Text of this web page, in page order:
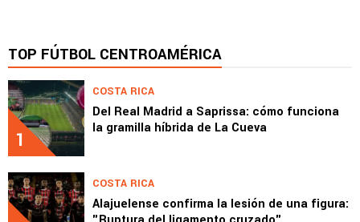
TOP FÚTBOL CENTROAMÉRICA
1
COSTA RICA
Del Real Madrid a Saprissa: cómo funciona
la gramilla híbrida de La Cueva
COSTA RICA
Alajuelense confirma la lesión de una figura: